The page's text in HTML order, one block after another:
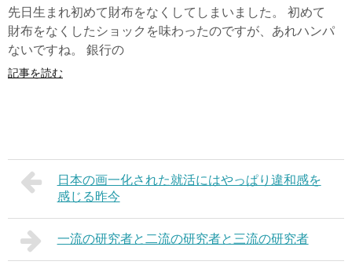
先日生まれ初めて財布をなくしてしまいました。 初めて
財布をなくしたショックを味わったのですが、あれハンパ
ないですね。 銀行の
記事を読む
日本の画一化された就活にはやっぱり違和感を
感じる昨今
一流の研究者と二流の研究者と三流の研究者